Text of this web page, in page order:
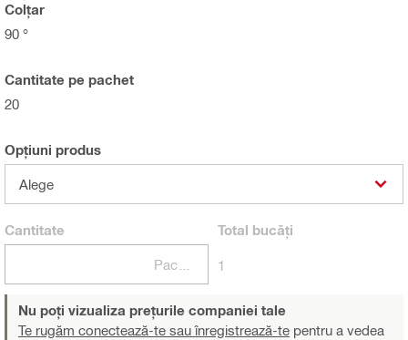
Colţar
90 °
Cantitate pe pachet
20
Opțiuni produs
Alege
Cantitate Total bucăți
1
Nu poți vizualiza prețurile companiei tale
Te rugăm conectează-te sau înregistrează-te pentru a vedea